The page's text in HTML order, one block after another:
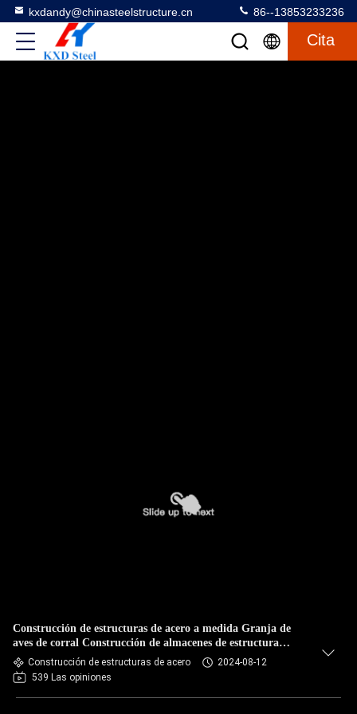
kxdandy@chinasteelstructure.cn 86--13853233236
Cita
Construcción de estructuras de acero a medida Granja de
aves de corral Construcción de almacenes de estructura
metálica
Construcción de estructuras de acero
2024-08-12
539 Las opiniones